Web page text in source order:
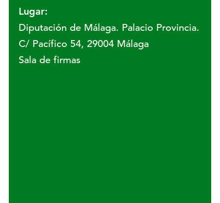
Lugar:
Diputación de Málaga. Palacio Provincia.
C/ Pacífico 54, 29004 Málaga
Sala de firmas